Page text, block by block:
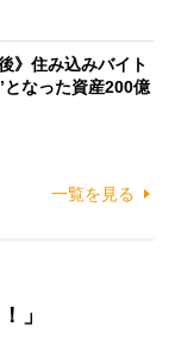
》住み込みバイト
となった資産200億
一覧を見る
」